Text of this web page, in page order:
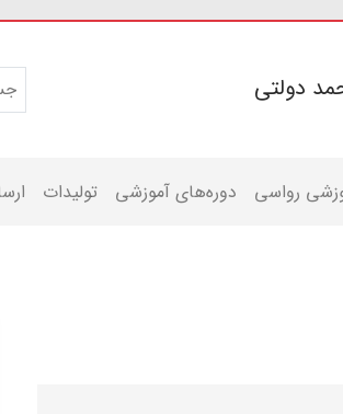
دولتی
رواسی دوره‌های آموزشی تولیدات